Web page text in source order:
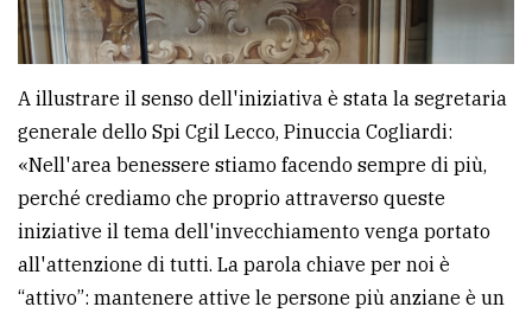
A illustrare il senso dell'iniziativa è stata la segretaria
generale dello Spi Cgil Lecco, Pinuccia Cogliardi:
«Nell'area benessere stiamo facendo sempre di più,
perché crediamo che proprio attraverso queste
iniziative il tema dell'invecchiamento venga portato
all'attenzione di tutti. La parola chiave per noi è
“attivo”: mantenere attive le persone più anziane è un